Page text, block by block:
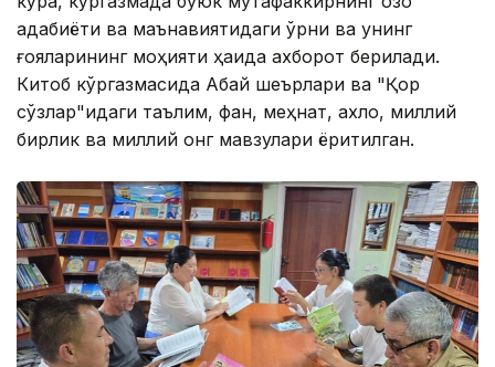
адабиёти ва маънавиятидаги ўрни ва унинг
ғояларининг моҳияти ҳақида ахборот берилади.
Китоб кўргазмасида Абай шеърлари ва "Қор
сўзлар"идаги таълим, фан, меҳнат, ахлоқ, миллий
бирлик ва миллий онг мавзулари ёритилган.